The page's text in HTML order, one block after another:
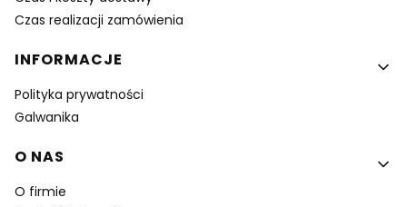
Czas realizacji zamówienia
INFORMACJE
Polityka prywatności
Galwanika
O NAS
O firmie